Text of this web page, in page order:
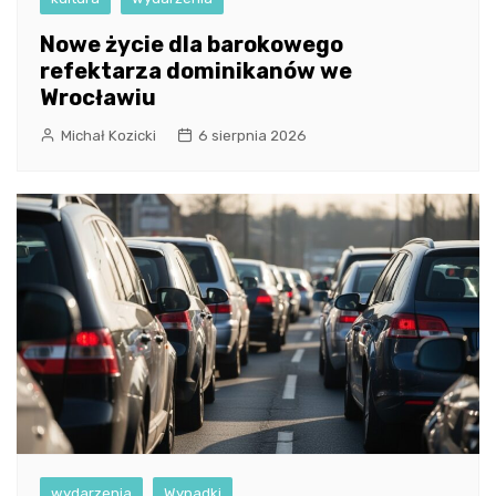
Nowe życie dla barokowego
refektarza dominikanów we
Wrocławiu
Michał Kozicki 6 sierpnia 2026